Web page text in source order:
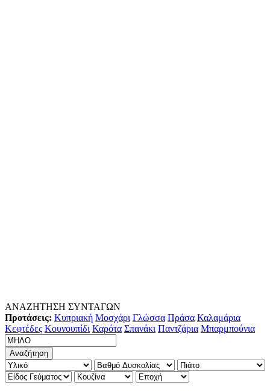
ΑΝΑΖΗΤΗΣΗ ΣΥΝΤΑΓΩΝ
Προτάσεις: Κυπριακή Μοσχάρι Γλώσσα Πράσα Καλαμάρια
Κεφτέδες Κουνουπίδι Καρότα Σπανάκι Παντζάρια Μπαρμπούνια